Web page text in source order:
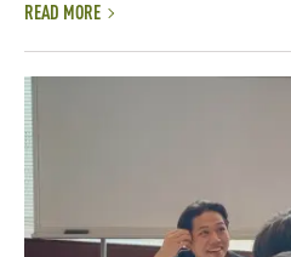
READ MORE